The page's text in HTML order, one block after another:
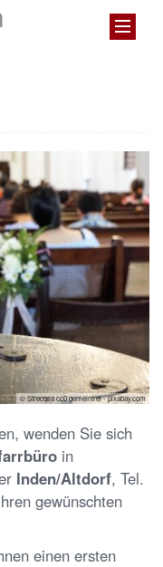
© Strecosa cc0 gemeinfrei - pixabay.com
wenden Sie sich
in
Inden/Altdorf, Tel.
gewünschten
einen ersten